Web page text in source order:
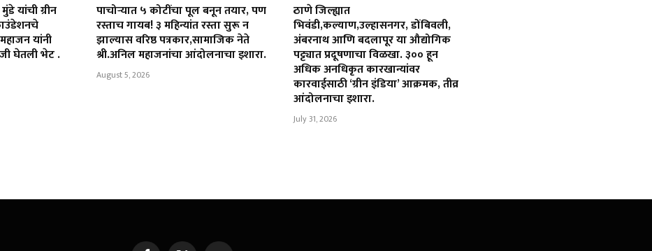
यांची ग्रीन
यांनी
घेतली भेट .
पाचोऱ्यात ५ कोटींचा पूल बनून तयार, पण
रस्ताच गायब! ३ महिन्यांत रस्ता सुरू न
झाल्यास वरिष्ठ पत्रकार,सामाजिक नेते
श्री.अनिल महाजनांचा आंदोलनाचा इशारा.
August 5, 2026
ठाणे जिल्ह्यात
भिवंडी,कल्याण,उल्हासनगर, डोंबिवली,
अंबरनाथ आणि बदलापूर या औद्योगिक
पट्ट्यात प्रदूषणाचा विळखा. ३०० हून
अधिक अनधिकृत कारखान्यांवर
कारवाईसाठी ‘ग्रीन इंडिया’ आक्रमक, तीव्र
आंदोलनाचा इशारा.
July 31, 2026